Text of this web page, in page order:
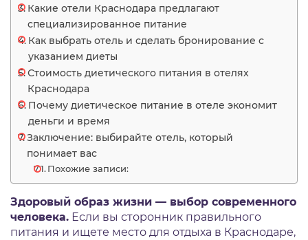
Какие отели Краснодара предлагают
специализированное питание
Как выбрать отель и сделать бронирование с
указанием диеты
Стоимость диетического питания в отелях
Краснодара
Почему диетическое питание в отеле экономит
деньги и время
Заключение: выбирайте отель, который
понимает вас
Похожие записи:
Здоровый образ жизни — выбор современного
человека. Если вы сторонник правильного
питания и ищете место для отдыха в Краснодаре,